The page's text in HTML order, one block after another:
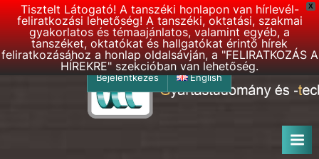
X
Tisztelt Látogató! A tanszéki honlapon van hírlevél-
feliratkozási lehetőség! A tanszéki, oktatási, szakmai
gyakorlatos és témaajánlatos, valamint egyéb, a
tanszéket, oktatókat és hallgatókat érintő hírek
feliratkozásához a honlap oldalsávján, a "FELIRATKOZÁS A
HÍREKRE" szekcióban van lehetőség.
Skip
Bejelentkezés English
BME